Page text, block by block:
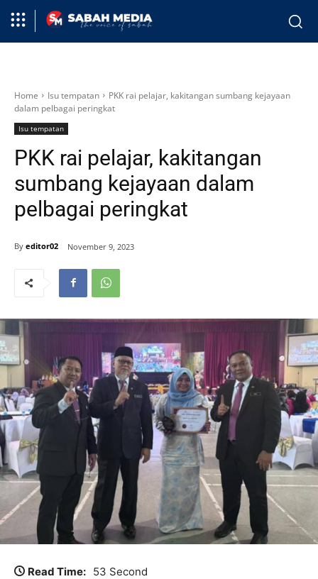
Home Isu tempatan
PKK rai pelajar, kakitangan sumbang kejayaan
dalam pelbagai peringkat
Isu tempatan
PKK rai pelajar, kakitangan
sumbang kejayaan dalam
pelbagai peringkat
By editor02 November 9, 2023
Read Time: 53 Second